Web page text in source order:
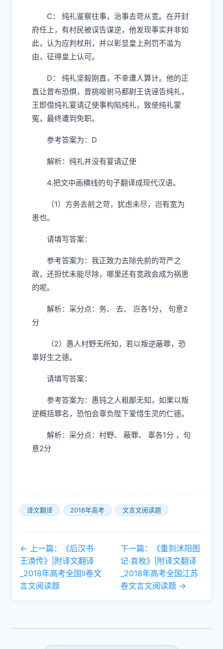
C： 纯礼鉴察往事，治事去苛从宽。在开封
府任上，有村民被误告谋逆，他发现事实并非如
此，认为应判杖刑，并以彰显皇上刑罚不滥为
由，征得皇上认可。
D： 纯礼坚毅刚直，不幸遭人算计。他的正
直让曾布恐惧，曾挑唆驸马都尉王诜诬告纯礼，
王即借纯礼宴请辽使事构陷纯礼，致使纯礼蒙
冤，最终遭到免职。
参考答案为：D
解析：纯礼并没有宴请辽使
4.把文中画横线的句子翻译成现代汉语。
（1）方务去前之苛，犹虑未尽，岂有宽为
患也。
请填写答案：
参考答案为：我正致力去除先前的苛严之
政，还担忧未能尽除，哪里还有宽政会成为祸患
的呢。
解析：采分点：务、 去、 岂各1分， 句意2
分
（2）愚人村野无所知，若以叛逆蔽罪，恐
辜好生之德。
请填写答案：
参考答案为：愚钝之人粗鄙无知，如果以叛
逆概括罪名，恐怕会辜负陛下爱惜生灵的仁德。
解析：采分点：村野、 蔽罪、 辜各1分 ，句
意2分
译文翻译 2018年高考 文言文阅读题
← 上一篇：《后汉书·
王涣传》|附译文翻译
_2018年高考全国II卷文
言文阅读题
下一篇：《重到沭阳图
记·袁枚》|附译文翻译
_2018年高考全国江苏
卷文言文阅读题 →